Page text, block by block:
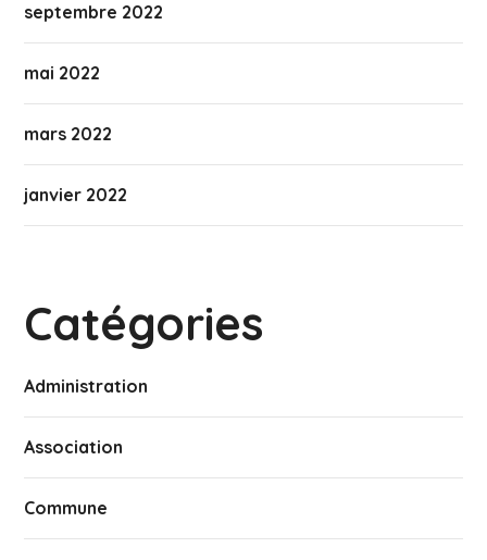
septembre 2022
mai 2022
mars 2022
janvier 2022
Catégories
Administration
Association
Commune